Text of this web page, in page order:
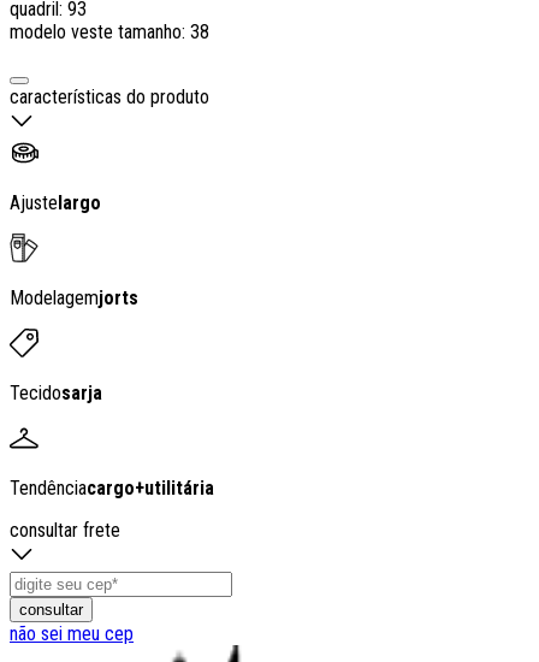
quadril: 93
modelo veste tamanho: 38
características do produto
Ajustelargo
Modelagemjorts
Tecidosarja
Tendênciacargo+utilitária
consultar frete
consultar
não sei meu cep